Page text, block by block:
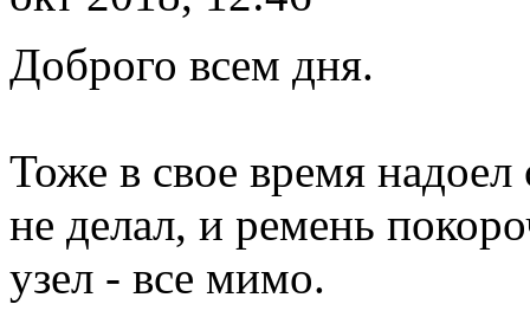
Доброго всем дня.
Тоже в свое время
не делал, и ремень
узел - все мимо.